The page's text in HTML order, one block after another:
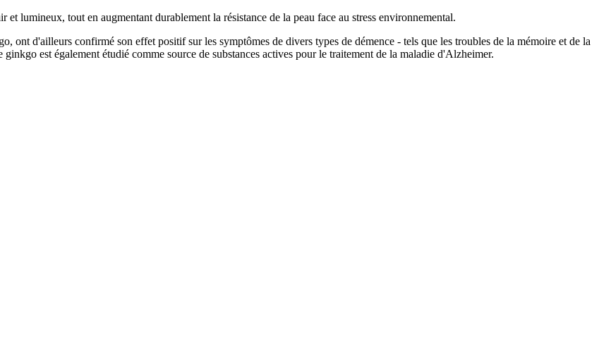
lumineux, tout en augmentant durablement la résistance de la peau face au stress environnemental.
ont d'ailleurs confirmé son effet positif sur les symptômes de divers types de démence - tels que les troubles de la mémoire et de la
est également étudié comme source de substances actives pour le traitement de la maladie d'Alzheimer.